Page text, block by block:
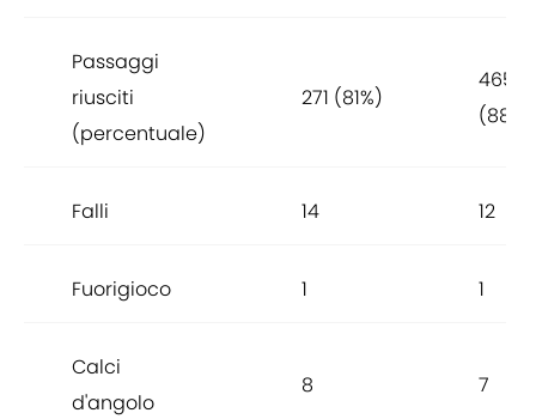
Passaggi
riusciti
(percentuale)
271 (81%)
465
(88%)
Falli 14 12
Fuorigioco 1 1
Calci
d'angolo
8 7